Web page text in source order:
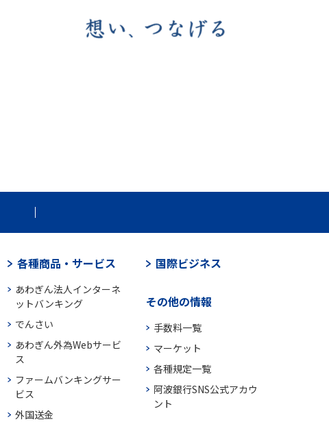
各種商品・サービス
あわぎん法人インターネ
ットバンキング
でんさい
あわぎん外為Webサービ
ス
ファームバンキングサー
ビス
外国送金
国際ビジネス
その他の情報
手数料一覧
マーケット
各種規定一覧
阿波銀行SNS公式アカウ
ント